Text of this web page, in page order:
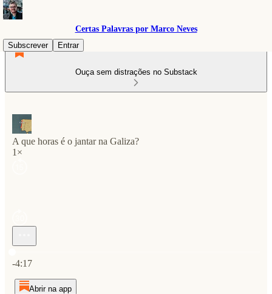
Certas Palavras por Marco Neves
Subscrever
Entrar
Ouça sem distrações no Substack
A que horas é o jantar na Galiza?
1×
-4:17
Abrir na app